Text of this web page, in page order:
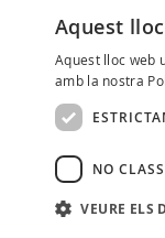
Aquest
Aquest lloc web
amb la nostra
NO
VEURE ELS